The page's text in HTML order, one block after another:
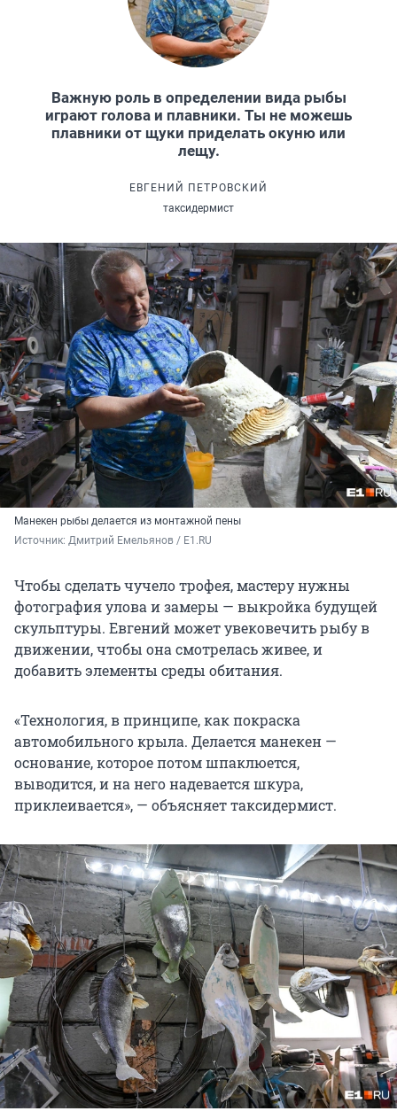
Важную роль в определении вида рыбы
играют голова и плавники. Ты не можешь
плавники от щуки приделать окуню или
лещу.
ЕВГЕНИЙ ПЕТРОВСКИЙ
таксидермист
Манекен рыбы делается из монтажной пены
Источник: Дмитрий Емельянов / E1.RU
Чтобы сделать чучело трофея, мастеру нужны
фотография улова и замеры — выкройка будущей
скульптуры. Евгений может увековечить рыбу в
движении, чтобы она смотрелась живее, и
добавить элементы среды обитания.
«Технология, в принципе, как покраска
автомобильного крыла. Делается манекен —
основание, которое потом шпаклюется,
выводится, и на него надевается шкура,
приклеивается», — объясняет таксидермист.